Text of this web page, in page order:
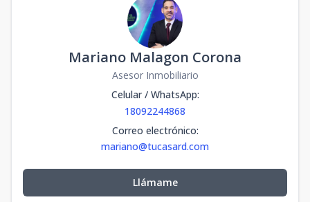
Mariano Malagon Corona
Asesor Inmobiliario
Celular / WhatsApp:
18092244868
Correo electrónico:
mariano@tucasard.com
Llámame